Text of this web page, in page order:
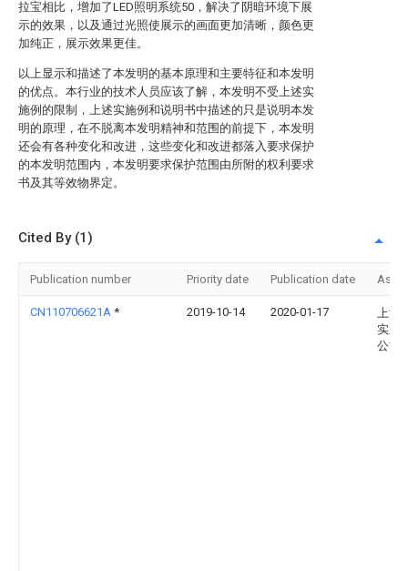
拉宝相比，增加了LED照明系统50，解决了阴暗环境下展
示的效果，以及通过光照使展示的画面更加清晰，颜色更
加纯正，展示效果更佳。
以上显示和描述了本发明的基本原理和主要特征和本发明
的优点。本行业的技术人员应该了解，本发明不受上述实
施例的限制，上述实施例和说明书中描述的只是说明本发
明的原理，在不脱离本发明精神和范围的前提下，本发明
还会有各种变化和改进，这些变化和改进都落入要求保护
的本发明范围内，本发明要求保护范围由所附的权利要求
书及其等效物界定。
Cited By (1)
Publication number Priority date Publication date
CN110706621A * 2019-10-14 2020-01-17
上海
实业
公司